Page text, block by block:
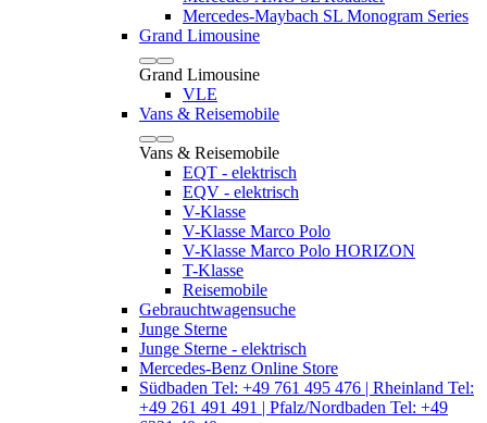
Mercedes-Maybach SL Monogram Series
Grand Limousine
Grand Limousine
VLE
Vans & Reisemobile
Vans & Reisemobile
EQT - elektrisch
EQV - elektrisch
V-Klasse
V-Klasse Marco Polo
V-Klasse Marco Polo HORIZON
T-Klasse
Reisemobile
Gebrauchtwagensuche
Junge Sterne
Junge Sterne - elektrisch
Mercedes-Benz Online Store
Südbaden Tel: +49 761 495 476 | Rheinland Tel:
+49 261 491 491 | Pfalz/Nordbaden Tel: +49